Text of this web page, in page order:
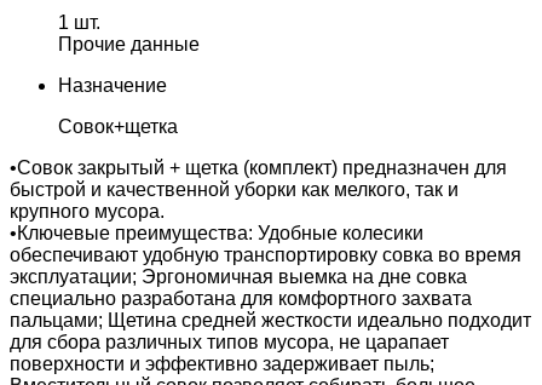
1 шт.
Прочие данные
Назначение
Совок+щетка
•Совок закрытый + щетка (комплект) предназначен для
быстрой и качественной уборки как мелкого, так и
крупного мусора.
•Ключевые преимущества: Удобные колесики
обеспечивают удобную транспортировку совка во время
эксплуатации; Эргономичная выемка на дне совка
специально разработана для комфортного захвата
пальцами; Щетина средней жесткости идеально подходит
для сбора различных типов мусора, не царапает
поверхности и эффективно задерживает пыль;